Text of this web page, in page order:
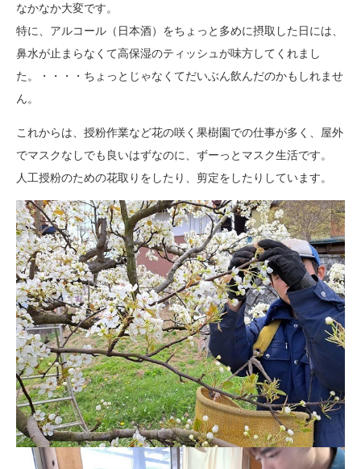
なかなか大変です。
特に、アルコール（日本酒）をちょっと多めに摂取した日には、
鼻水が止まらなくて高保湿のティッシュが味方してくれまし
た。・・・・ちょっとじゃなくてだいぶん飲んだのかもしれませ
ん。
これからは、授粉作業など花の咲く果樹園での仕事が多く、屋外
でマスクなしでも良いはずなのに、ずーっとマスク生活です。
人工授粉のための花取りをしたり、剪定をしたりしています。